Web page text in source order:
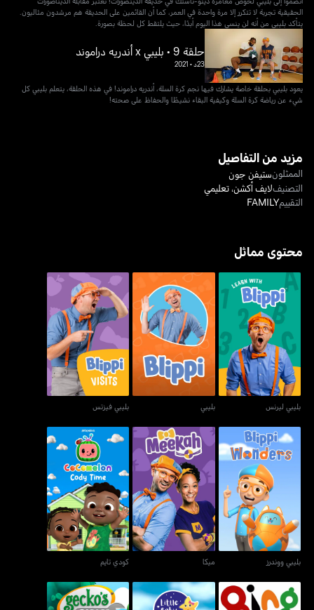
الحقيقية تجربة لا تتكرر إلا مرة واحدة في العمر، كما أن القائمين على الحديقة هم مرشدون مثاليون.
يتأكد بليبي من أنه لن ينسى هذا اليوم أبدًا، حيث يلتقط كل لحظة بصورة.
حلقة 9 • بليبي x أندريه دراموند
23د •
2021
يعود بليبي بحلقة خاصة يشارك فيها نجم كرة السلة، أندريه دراموند! في هذه الحلقة، يتعلم بليبي كل
شيء عن رياضة كرة السلة وكيفية البقاء نشيطًا والحفاظ على صحته!
مزيد من التفاصيل
الممثلونستيفن جون
التصنيفلايف أكشن،تعليمي
التقييمFAMILY
محتوى مماثل
بليبي ليرنس
بليبي ليرنس
بليبي
بليبي
بليبي فيزتس
بليبي فيزتس
بليبي ووندرز
بليبي ووندرز
ميكا
ميكا
كودي تايم
كودي تايم